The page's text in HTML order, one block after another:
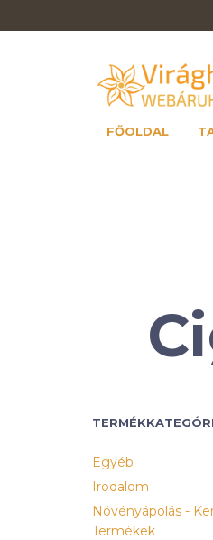
FŐOLDAL
Egyéb
Irodalom
Növényápolás -
Termékek